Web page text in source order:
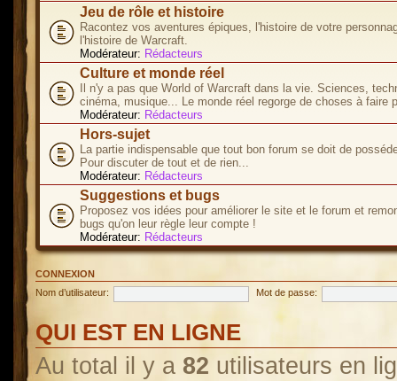
Jeu de rôle et histoire
Racontez vos aventures épiques, l'histoire de votre
l'histoire de Warcraft.
Modérateur: Rédacteurs
Culture et monde réel
Il n'y a pas que World of Warcraft dans la vie. Sciences,
cinéma, musique... Le monde réel regorge de choses à faire
Modérateur: Rédacteurs
Hors-sujet
La partie indispensable que tout bon forum se doit de
Pour discuter de tout et de rien...
Modérateur: Rédacteurs
Suggestions et bugs
Proposez vos idées pour améliorer le site et le forum et
bugs qu'on leur règle leur compte !
Modérateur: Rédacteurs
CONNEXION
Nom d’utilisateur:
Mot de passe:
QUI EST EN LIGNE
Au total il y a 82 utilisateurs en